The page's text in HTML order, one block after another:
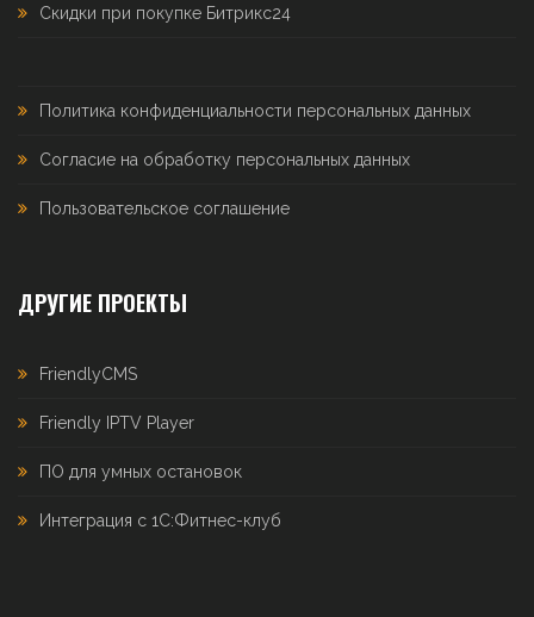
Скидки при покупке Битрикс24
Политика конфиденциальности персональных данных
Согласие на обработку персональных данных
Пользовательское соглашение
ДРУГИЕ ПРОЕКТЫ
FriendlyCMS
Friendly IPTV Player
ПО для умных остановок
Интеграция с 1С:Фитнес-клуб